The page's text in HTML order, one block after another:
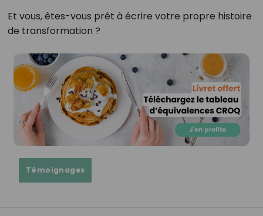
Et vous, êtes-vous prêt à écrire votre propre histoire
de transformation ?
Témoignages